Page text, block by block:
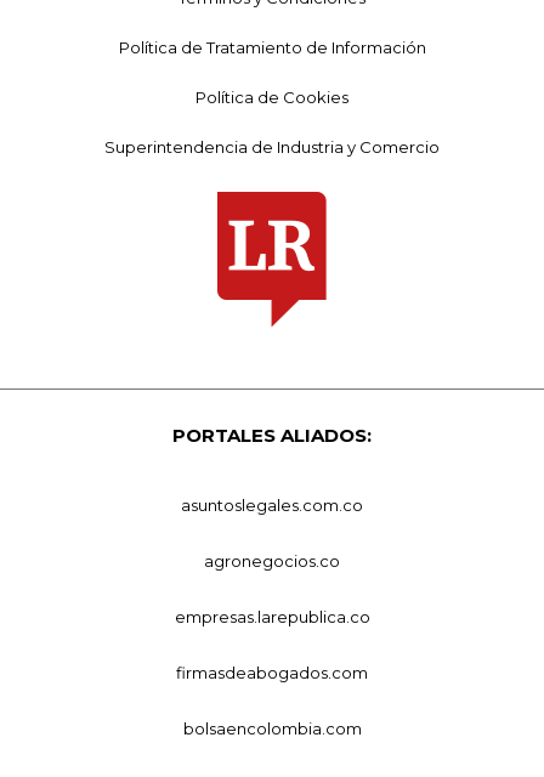
Política de Tratamiento de Información
Política de Cookies
Superintendencia de Industria y Comercio
PORTALES ALIADOS:
asuntoslegales.com.co
agronegocios.co
empresas.larepublica.co
firmasdeabogados.com
bolsaencolombia.com